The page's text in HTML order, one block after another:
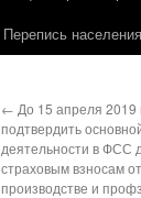
Перепись населения
← До 15 апреля 2019
подтвердить
деятельности в ФСС
страховым взносам
производстве и